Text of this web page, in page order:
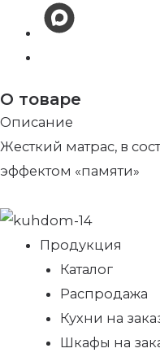
О товаре
Описание
Жесткий матрас, в
эффектом «памяти»
Продукция
Каталог
Распродажа
Кухни на
Шкафы на